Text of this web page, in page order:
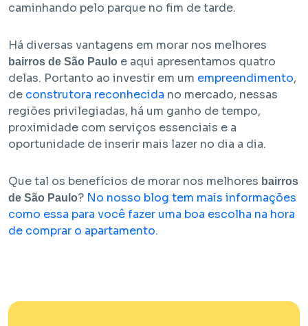
caminhando pelo parque no fim de tarde.
Há diversas vantagens em morar nos melhores
bairros de São Paulo e aqui apresentamos quatro
delas. Portanto ao investir em um empreendimento,
de construtora reconhecida no mercado, nessas
regiões privilegiadas, há um ganho de tempo,
proximidade com serviços essenciais e a
oportunidade de inserir mais lazer no dia a dia.
Que tal os benefícios de morar nos melhores bairros
de São Paulo? No nosso blog tem mais informações
como essa para você fazer uma boa escolha na hora
de comprar o apartamento.